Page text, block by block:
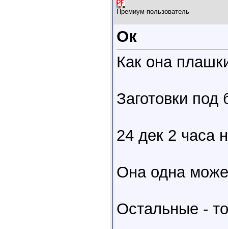
Премиум-пользователь
Ок
Как она
Заготовки под
24 дек 2 часа
Она одна
Остальные -